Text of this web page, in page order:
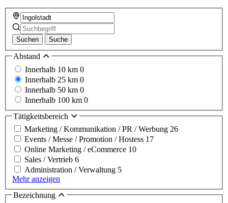
Suchen Suche
Abstand
Innerhalb 10 km 0
Innerhalb 25 km 0
Innerhalb 50 km 0
Innerhalb 100 km 0
Tätigkeitsbereich
Marketing / Kommunikation / PR / Werbung 26
Events / Messe / Promotion / Hostess 17
Online Marketing / eCommerce 10
Sales / Vertrieb 6
Administration / Verwaltung 5
Mehr anzeigen
Bezeichnung